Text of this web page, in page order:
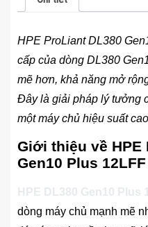
HPE ProLiant DL380
cấp của dòng DL380
mẽ hơn, khả năng mở
Đây là giải pháp lý tưởng
một máy chủ hiệu suất
Giới thiệu về HPE
Gen10 Plus 12LFF
dòng máy chủ mạnh mẽ